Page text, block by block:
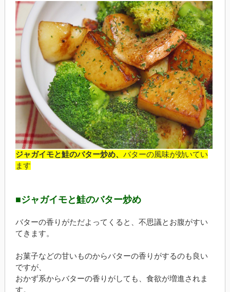
ジャガイモと鮭のバター炒め、 バターの風味が効いてい
ます
■ジャガイモと鮭のバター炒め
バターの香りがただよってくると、不思議とお腹がすい
てきます。
お菓子などの甘いものからバターの香りがするのも良い
ですが、
おかず系からバターの香りがしても、食欲が増進されま
す。